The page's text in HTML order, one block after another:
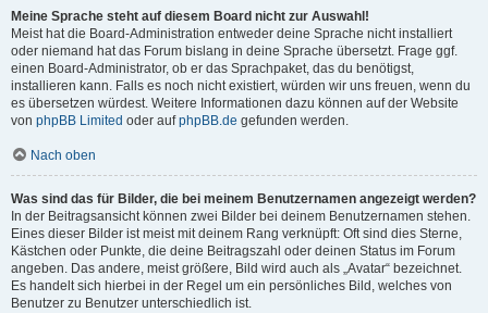
Meine Sprache steht auf diesem Board nicht zur Auswahl!
Meist hat die Board-Administration entweder deine Sprache nicht installiert
oder niemand hat das Forum bislang in deine Sprache übersetzt. Frage ggf.
einen Board-Administrator, ob er das Sprachpaket, das du benötigst,
installieren kann. Falls es noch nicht existiert, würden wir uns freuen, wenn du
es übersetzen würdest. Weitere Informationen dazu können auf der Website
von phpBB Limited oder aufphpBB.de gefunden werden.
Nach oben
Was sind das für Bilder, die bei meinem Benutzernamen angezeigt werden?
In der Beitragsansicht können zwei Bilder bei deinem Benutzernamen stehen.
Eines dieser Bilder ist meist mit deinem Rang verknüpft: Oft sind dies Sterne,
Kästchen oder Punkte, die deine Beitragszahl oder deinen Status im Forum
angeben. Das andere, meist größere, Bild wird auch als „Avatar“ bezeichnet.
Es handelt sich hierbei in der Regel um ein persönliches Bild, welches von
Benutzer zu Benutzer unterschiedlich ist.